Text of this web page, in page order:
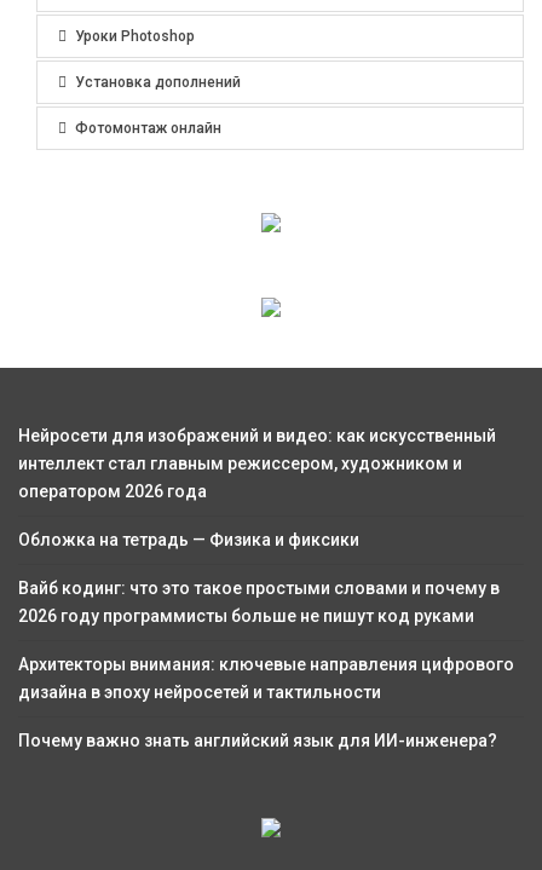
Уроки Photoshop
Установка дополнений
Фотомонтаж онлайн
Нейросети для изображений и видео: как искусственный
интеллект стал главным режиссером, художником и
оператором 2026 года
Обложка на тетрадь — Физика и фиксики
Вайб кодинг: что это такое простыми словами и почему в
2026 году программисты больше не пишут код руками
Архитекторы внимания: ключевые направления цифрового
дизайна в эпоху нейросетей и тактильности
Почему важно знать английский язык для ИИ-инженера?